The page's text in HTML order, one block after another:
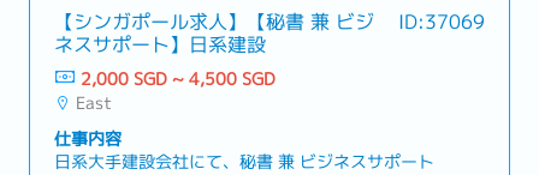
当局との連携・調整・各海外子会社の財務レポート
のレビュー、業績分析、予算・予測（Forecast）の
管理、およびKPIの分析・APAC地域のグループ会社
における財務ガバナンス、内部統制、コンプライア
ンス体制のモニタリング・移転価格税制（Transfer
Pricing）、グループ間取引（Intercompany
財務情報の連結業務もサポートいただきます。【 業
務内容 】・経理・財務- 売掛金、買掛金、総勘定元
帳の管理を含む日常経理業務- 月次・年次決算業務-
適用される会計基準に基づく財務諸表および経営レ
ジャリー関連業務- GST、法人税などの税務申告お
よび法定要件への対応- 外部監査および内部監査の
【シンガポール求人】【秘書 兼 ビジ
ネスサポート】日系建設
ID:37069
2,000 SGD ~ 4,500 SGD
East
仕事内容
日系大手建設会社にて、秘書 兼 ビジネスサポート